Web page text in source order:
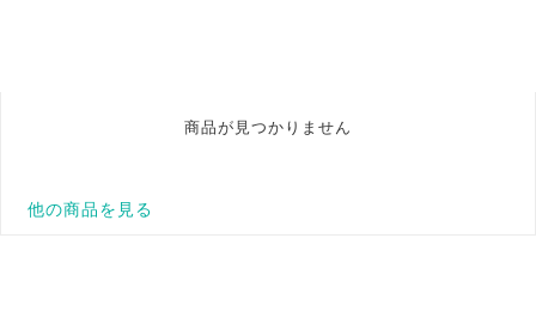
商品が見つかりません
他の商品を見る